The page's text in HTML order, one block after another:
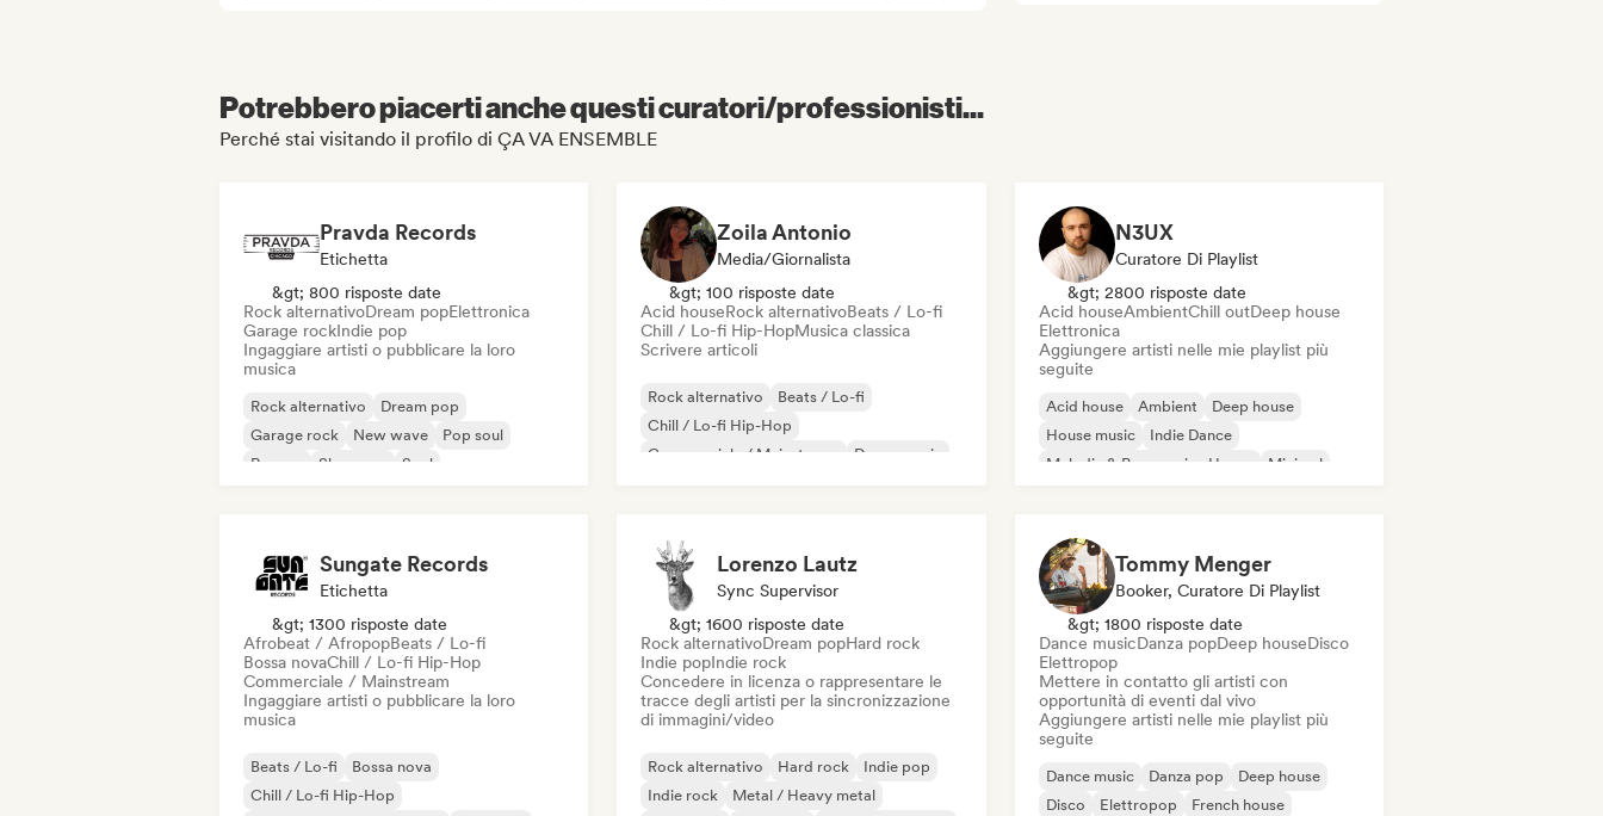
Potrebbero piacerti anche questi curatori/professionisti...
Perché stai visitando il profilo di ÇA VA ENSEMBLE
Pravda Records
Etichetta
&gt; 800 risposte date
Rock alternativoDream popElettronica
Garage rockIndie pop
Ingaggiare artisti o pubblicare la loro
musica
Rock alternativo
Dream pop
Garage rock
New wave
Pop soul
Reggae
Shoegaze Soul
Zoila Antonio
Media/Giornalista
&gt; 100 risposte date
Acid houseRock alternativoBeats / Lo-fi
Chill / Lo-fi Hip-HopMusica classica
Scrivere articoli
Rock alternativo
Beats / Lo-fi
Chill / Lo-fi Hip-Hop
Commerciale / Mainstream
Dance music
N3UX
Curatore Di Playlist
&gt; 2800 risposte date
Acid houseAmbientChill outDeep house
Elettronica
Aggiungere artisti nelle mie playlist più
seguite
Acid house Ambient
Deep house
House music
Indie Dance
Melodic & Progressive House
Minimal
Sungate Records
Etichetta
&gt; 1300 risposte date
Afrobeat / AfropopBeats / Lo-fi
Bossa novaChill / Lo-fi Hip-Hop
Commerciale / Mainstream
Ingaggiare artisti o pubblicare la loro
musica
Beats / Lo-fi
Bossa nova
Chill / Lo-fi Hip-Hop
Lorenzo Lautz
Sync Supervisor
&gt; 1600 risposte date
Rock alternativoDream popHard rock
Indie popIndie rock
Concedere in licenza o rappresentare le
tracce degli artisti per la sincronizzazione
di immagini/video
Rock alternativo Hard rock
Indie pop
Indie rock
Metal / Heavy metal
Tommy Menger
Booker, Curatore Di Playlist
&gt; 1800 risposte date
Dance musicDanza popDeep houseDisco
Elettropop
Mettere in contatto gli artisti con
opportunità di eventi dal vivo
Aggiungere artisti nelle mie playlist più
seguite
Dance music Danza pop
Deep house
Disco
Elettropop French house